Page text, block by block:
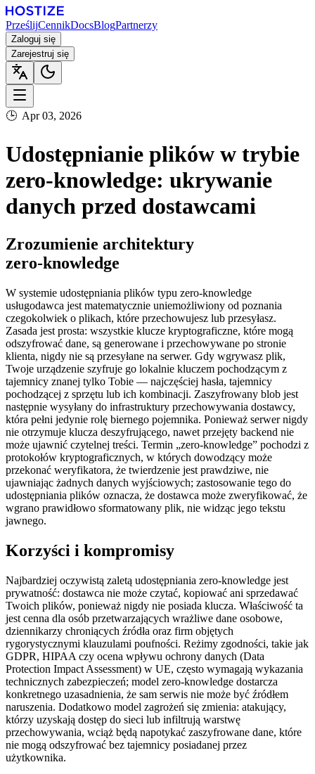
PrześlijCennikDocsBlogPartnerzy
Zaloguj się
Zarejestruj się
🕒 Apr 03, 2026
Udostępnianie plików w trybie
zero‑knowledge: ukrywanie
danych przed dostawcami
Zrozumienie architektury
zero‑knowledge
W systemie udostępniania plików typu zero‑knowledge
usługodawca jest matematycznie uniemożliwiony od poznania
czegokolwiek o plikach, które przechowujesz lub przesyłasz.
Zasada jest prosta: wszystkie klucze kryptograficzne, które mogą
odszyfrować dane, są generowane i przechowywane po stronie
klienta, nigdy nie są przesyłane na serwer. Gdy wgrywasz plik,
Twoje urządzenie szyfruje go lokalnie kluczem pochodzącym z
tajemnicy znanej tylko Tobie — najczęściej hasła, tajemnicy
pochodzącej z sprzętu lub ich kombinacji. Zaszyfrowany blob jest
następnie wysyłany do infrastruktury przechowywania dostawcy,
która pełni jedynie rolę biernego pojemnika. Ponieważ serwer nigdy
nie otrzymuje klucza deszyfrującego, nawet przejęty backend nie
może ujawnić czytelnej treści. Termin „zero‑knowledge” pochodzi z
protokołów kryptograficznych, w których dowodzący może
przekonać weryfikatora, że twierdzenie jest prawdziwe, nie
ujawniając żadnych danych wyjściowych; zastosowanie tego do
udostępniania plików oznacza, że dostawca może zweryfikować, że
wgrano prawidłowo sformatowany plik, nie widząc jego tekstu
jawnego.
Korzyści i kompromisy
Najbardziej oczywistą zaletą udostępniania zero‑knowledge jest
prywatność: dostawca nie może czytać, kopiować ani sprzedawać
Twoich plików, ponieważ nigdy nie posiada klucza. Właściwość ta
jest cenna dla osób przetwarzających wrażliwe dane osobowe,
dziennikarzy chroniących źródła oraz firm objętych
rygorystycznymi klauzulami poufności. Reżimy zgodności, takie jak
GDPR, HIPAA czy ocena wpływu ochrony danych (Data
Protection Impact Assessment) w UE, często wymagają wykazania
technicznych zabezpieczeń; model zero‑knowledge dostarcza
konkretnego uzasadnienia, że sam serwis nie może być źródłem
naruszenia. Dodatkowo model zagrożeń się zmienia: atakujący,
którzy uzyskają dostęp do sieci lub infiltrują warstwę
przechowywania, wciąż będą napotykać zaszyfrowane dane, które
nie mogą odszyfrować bez tajemnicy posiadanej przez
użytkownika.